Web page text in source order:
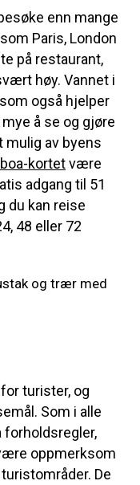
enn mange
Paris, London
på restaurant,
høy. Vannet i
også hjelper
å se og gjøre
mulig av byens
kortetvære
adgang til 51
du kan reise
48 eller 72
turister, og
Som i alle
forholdsregler,
oppmerksom
De